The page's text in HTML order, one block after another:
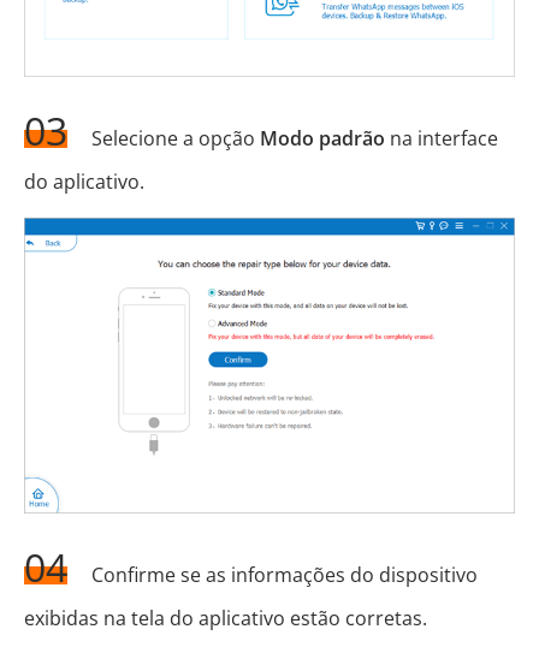
03 Selecione a opção Modo padrão na interface
do aplicativo.
04
Confirme se as informações do dispositivo
exibidas na tela do aplicativo estão corretas.